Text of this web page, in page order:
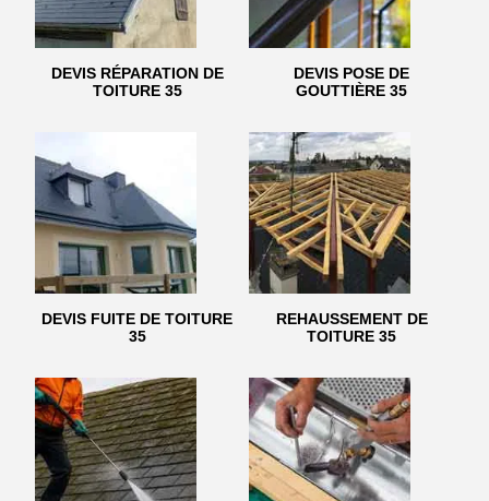
DEVIS RÉPARATION DE
TOITURE 35
DEVIS POSE DE
GOUTTIÈRE 35
DEVIS FUITE DE TOITURE
35
REHAUSSEMENT DE
TOITURE 35